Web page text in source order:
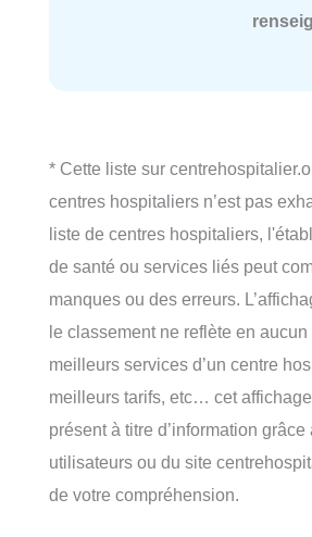
* Cette liste sur
centres hospitaliers n’est pas
liste de centres hospitaliers,
de santé ou services liés peut
manques ou des erreurs.
le classement ne reflète en
meilleurs services d’un centre
meilleurs tarifs, etc… cet
présent à titre d’information grâce
utilisateurs ou du site
de votre compréhension.